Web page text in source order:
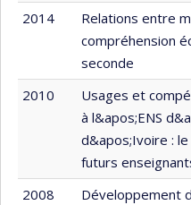
2014
Relations entre
compréhension
seconde
2010
Usages et
à l&apos;ENS
d&apos;Ivoire :
futurs
2008
Développement